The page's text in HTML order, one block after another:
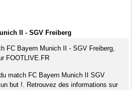
II - SGV Freiberg
FC Bayern Munich II - SGV Freiberg,
FOOTLIVE.FR
match FC Bayern Munich II SGV
but !. Retrouvez des informations sur